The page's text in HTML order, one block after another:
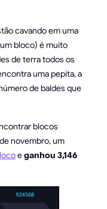
cavando em uma
bloco) é muito
de terra todos os
uma pepita, a
de baldes que
blocos
novembro, um
eganhou 3,146